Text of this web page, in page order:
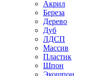
Акрил
Береза
Дерево
Дуб
ЛДСП
Массив
Пластик
Шпон
Экошпон